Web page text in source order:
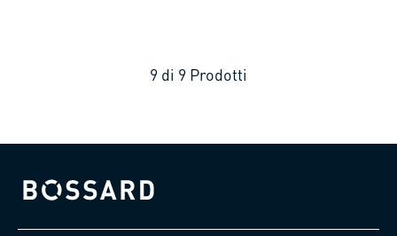
9 di 9 Prodotti
Bossard homepage